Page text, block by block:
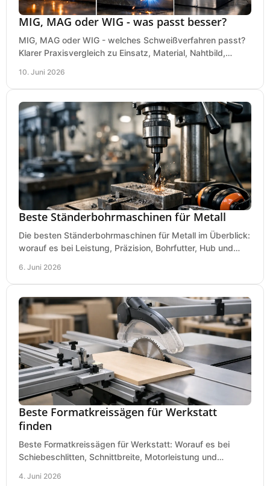
MIG, MAG oder WIG - was passt besser?
MIG, MAG oder WIG - welches Schweißverfahren passt?
Klarer Praxisvergleich zu Einsatz, Material, Nahtbild,
10. Juni 2026
Beste Ständerbohrmaschinen für Metall
Die besten Ständerbohrmaschinen für Metall im Überblick:
worauf es bei Leistung, Präzision, Bohrfutter, Hub und
6. Juni 2026
Beste Formatkreissägen für Werkstatt
finden
Beste Formatkreissägen für Werkstatt: Worauf es bei
Schiebeschlitten, Schnittbreite, Motorleistung und
4. Juni 2026